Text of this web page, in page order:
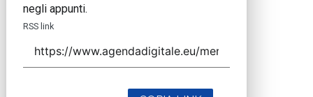
negli appunti.
RSS link